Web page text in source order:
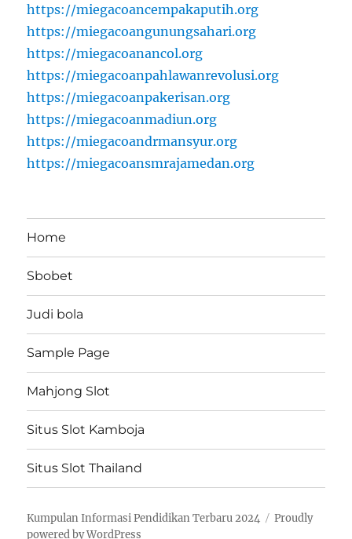
https://miegacoancempakaputih.org
https://miegacoangunungsahari.org
https://miegacoanancol.org
https://miegacoanpahlawanrevolusi.org
https://miegacoanpakerisan.org
https://miegacoanmadiun.org
https://miegacoandrmansyur.org
https://miegacoansmrajamedan.org
Home
Sbobet
Judi bola
Sample Page
Mahjong Slot
Situs Slot Kamboja
Situs Slot Thailand
Kumpulan Informasi Pendidikan Terbaru 2024
Proudly
powered by WordPress